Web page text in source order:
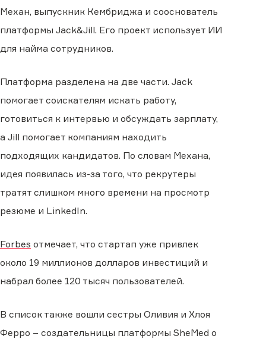
Механ, выпускник Кембриджа и сооснователь
платформы Jack&Jill. Его проект использует ИИ
для найма сотрудников.
Платформа разделена на две части. Jack
помогает соискателям искать работу,
готовиться к интервью и обсуждать зарплату,
а Jill помогает компаниям находить
подходящих кандидатов. По словам Механа,
идея появилась из-за того, что рекрутеры
тратят слишком много времени на просмотр
резюме и LinkedIn.
Forbes отмечает, что стартап уже привлек
около 19 миллионов долларов инвестиций и
набрал более 120 тысяч пользователей.
В список также вошли сестры Оливия и Хлоя
Ферро – создательницы платформы SheMed о